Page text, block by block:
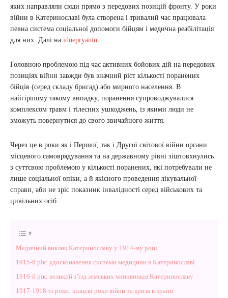
яких направляли сюди прямо з передових позицій фронту. У роки
війни в Катеринославі була створена і тривалий час працювала
певна система соціальної допомоги бійцям і медична реабілітація
для них. Далі на idnepryanin.
Головною проблемою під час активних бойових дій на передових
позиціях війни завжди був значний ріст кількості поранених
бійців (серед складу бригад) або мирного населення. В
найгіршому такому випадку, поранення супроводжувалися
комплексом травм і тілесних ушкоджень, із якими люди не
зможуть повернутися до свого звичайного життя.
Через це в роки як і Першої, так і Другої світової війни органи
місцевого самоврядування та на державному рівні зіштовхнулись
з суттєвою проблемою у кількості поранених, які потребували не
лише соціальної опіки, а й якісного проведення лікувальної
справи, аби не зріс показник інвалідності серед військових та
цивільних осіб.
Медичний виклик Катеринославу у 1914-му році
1915-й рік: удосконалення системи медицини в Катеринославі
1916-й рік: великий з’їзд земських чиновників Катеринославу
1917-1918-ті роки: кінцеві роки війни та криза в країні